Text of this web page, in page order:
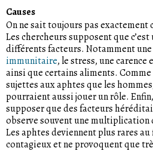
Causes
On ne sait toujours pas exactement
Les chercheurs supposent que
différents facteurs. Notamment
immunitaire, le stress, une carence
ainsi que certains aliments.
sujettes aux aphtes que les
pourraient aussi jouer un rôle.
supposer que des facteurs
observe souvent une multiplication
Les aphtes deviennent plus rares au
contagieux et ne provoquent que